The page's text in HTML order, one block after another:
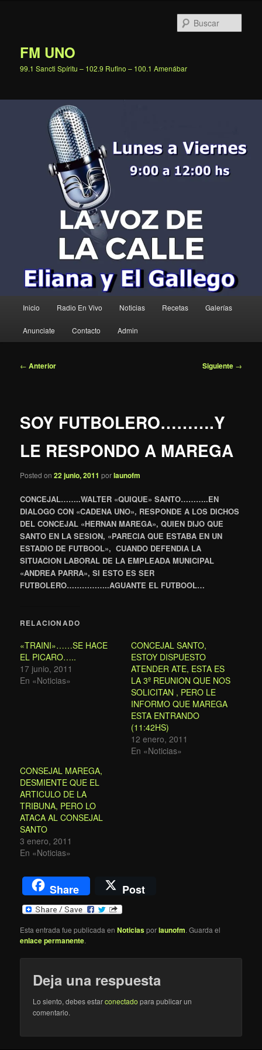
FM UNO
99.1 Sancti Spíritu – 102.9 Rufino – 100.1 Amenábar
principal
Inicio Radio En Vivo Noticias Recetas Galerías
Anunciate Contacto Admin
Navegación
← Anterior Siguiente →
SOY FUTBOLERO……….Y
LE RESPONDO A MAREGA
Posted on22 junio, 2011 porlaunofm
CONCEJAL……..WALTER «QUIQUE» SANTO………..EN
DIALOGO CON «CADENA UNO», RESPONDE A LOS DICHOS
DEL CONCEJAL «HERNAN MAREGA», QUIEN DIJO QUE
SANTO EN LA SESION, «PARECIA QUE ESTABA EN UN
ESTADIO DE FUTBOOL», CUANDO DEFENDIA LA
SITUACION LABORAL DE LA EMPLEADA MUNICIPAL
«ANDREA PARRA», SI ESTO ES SER
FUTBOLERO……………..AGUANTE EL FUTBOOL…
RELACIONADO
«TRAINI»……SE HACE
EL PICARO…..
17 junio, 2011
En «Noticias»
CONCEJAL SANTO,
ESTOY DISPUESTO
ATENDER ATE, ESTA ES
LA 3º REUNION QUE NOS
SOLICITAN , PERO LE
INFORMO QUE MAREGA
ESTA ENTRANDO
(11:42HS)
12 enero, 2011
En «Noticias»
CONSEJAL MAREGA,
DESMIENTE QUE EL
ARTICULO DE LA
TRIBUNA, PERO LO
ATACA AL CONSEJAL
SANTO
3 enero, 2011
En «Noticias»
Share Post
Esta entrada fue publicada enNoticiasporlaunofm. Guarda el
enlace permanente.
Deja una respuesta
Lo siento, debes estarconectado para publicar un
comentario.